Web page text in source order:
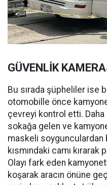
GÜVENLİK
Bu sırada şüpheliler ise
otomobille önce
çevreyi kontrol etti.
sokağa gelen ve
maskeli soygunculardan
kısmındaki camı kırarak
Olayı fark eden
koşarak aracın önüne